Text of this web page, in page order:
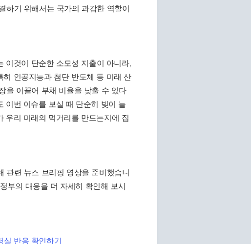
하기 위해서는 국가의 과감한 역할이
이것이 단순한 소모성 지출이 아니라,
인공지능과 첨단 반도체 등 미래 산
을 이끌어 부채 비율을 낮출 수 있다
이번 이슈를 보실 때 단순히 빚이 늘
우리 미래의 먹거리를 만드는지에 집
관련 뉴스 브리핑 영상을 준비했습니
부의 대응을 더 자세히 확인해 보시
실 반응 확인하기